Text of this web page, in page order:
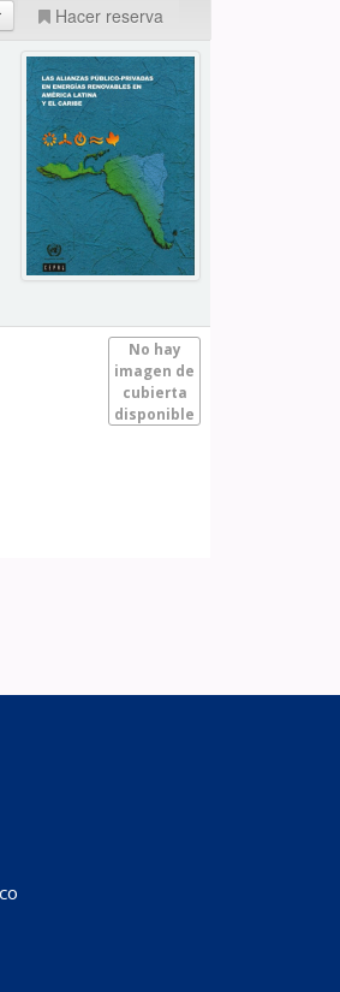
Hacer reserva
No hay
imagen de
cubierta
disponible